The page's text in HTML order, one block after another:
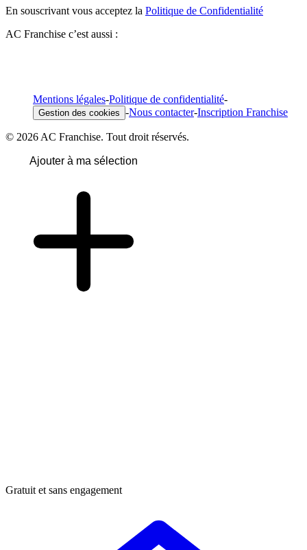
En souscrivant vous acceptez la Politique de Confidentialité
AC Franchise c’est aussi :
Mentions légales-Politique de confidentialité-
Gestion des cookies -Nous contacter-Inscription Franchise
© 2026 AC Franchise. Tout droit réservés.
Ajouter à ma sélection
Gratuit et sans engagement